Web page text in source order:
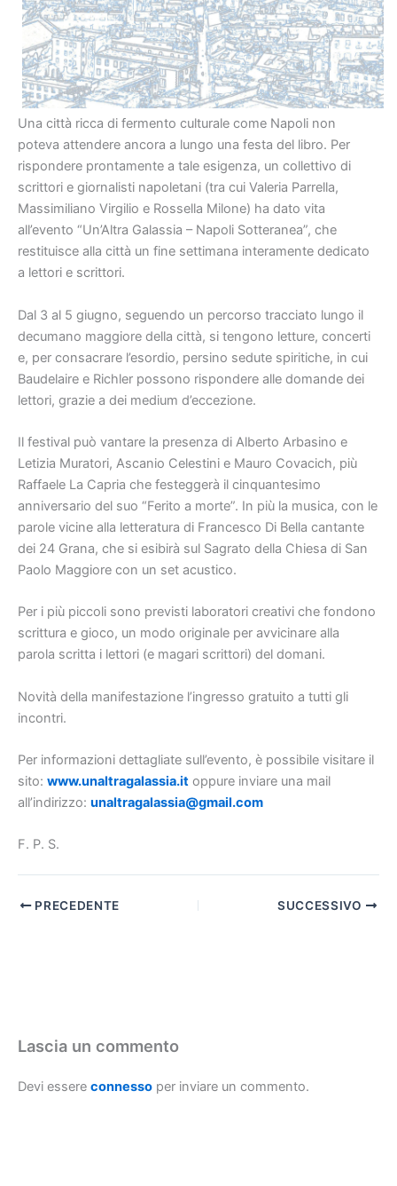
Una città ricca di fermento culturale come Napoli non
poteva attendere ancora a lungo una festa del libro. Per
rispondere prontamente a tale esigenza, un collettivo di
scrittori e giornalisti napoletani (tra cui Valeria Parrella,
Massimiliano Virgilio e Rossella Milone) ha dato vita
all’evento “Un’Altra Galassia – Napoli Sotteranea”, che
restituisce alla città un fine settimana interamente dedicato
a lettori e scrittori.
Dal 3 al 5 giugno, seguendo un percorso tracciato lungo il
decumano maggiore della città, si tengono letture, concerti
e, per consacrare l’esordio, persino sedute spiritiche, in cui
Baudelaire e Richler possono rispondere alle domande dei
lettori, grazie a dei medium d’eccezione.
Il festival può vantare la presenza di Alberto Arbasino e
Letizia Muratori, Ascanio Celestini e Mauro Covacich, più
Raffaele La Capria che festeggerà il cinquantesimo
anniversario del suo “Ferito a morte”. In più la musica, con le
parole vicine alla letteratura di Francesco Di Bella cantante
dei 24 Grana, che si esibirà sul Sagrato della Chiesa di San
Paolo Maggiore con un set acustico.
Per i più piccoli sono previsti laboratori creativi che fondono
scrittura e gioco, un modo originale per avvicinare alla
parola scritta i lettori (e magari scrittori) del domani.
Novità della manifestazione l’ingresso gratuito a tutti gli
incontri.
Per informazioni dettagliate sull’evento, è possibile visitare il
sito: www.unaltragalassia.it oppure inviare una mail
all’indirizzo: unaltragalassia@gmail.com
F. P. S.
PRECEDENTE SUCCESSIVO
Lascia un commento
Devi essere connesso per inviare un commento.